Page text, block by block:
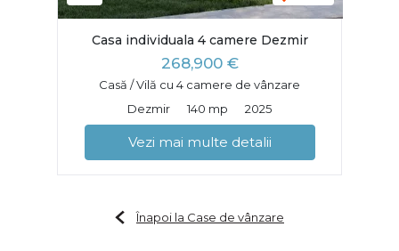
Casa individuala 4 camere Dezmir
268,900 €
Casă / Vilă cu 4 camere de vânzare
Dezmir
140 mp 2025
Vezi mai multe detalii
Înapoi la Case de vânzare